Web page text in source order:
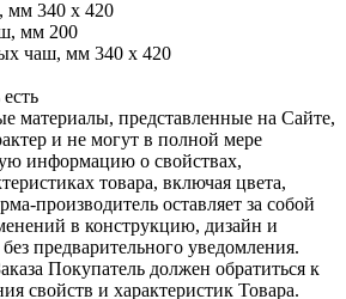
мм 340 х 420
мм 200
чаш, мм 340 х 420
есть
материалы, представленные на Сайте,
и не могут в полной мере
информацию о свойствах,
товара, включая цвета,
производитель оставляет за собой
в конструкцию, дизайн и
предварительного уведомления.
Покупатель должен обратиться к
свойств и характеристик Товара.